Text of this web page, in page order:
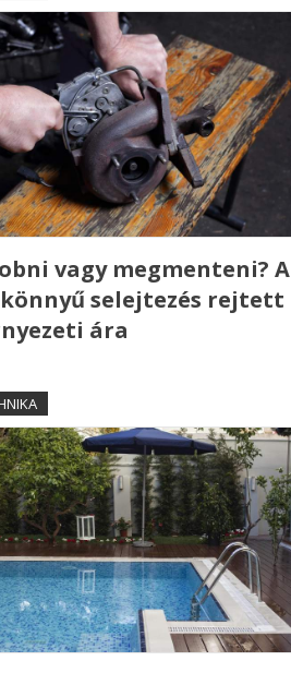
vagy megmenteni? A
selejtezés rejtett
ára